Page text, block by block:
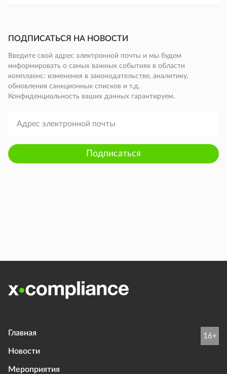
ПОДПИСАТЬСЯ НА НОВОСТИ
Введите свой адрес электронной почты и мы будем
информировать о самых важных событиях в области
комплаенс: изменения в законодательстве, аналитику,
обновления санкционных списков и т.д.
Конфиденциальность ваших данных гарантируем.
Подписаться
Главная
Новости
Мероприятия
16+